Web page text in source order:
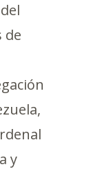
de
y